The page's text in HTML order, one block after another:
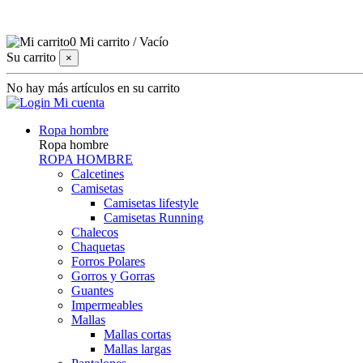
0 Mi carrito /Vacío
Su carrito
×
No hay más artículos en su carrito
Mi cuenta
Ropa hombre
Ropa hombre
ROPA HOMBRE
Calcetines
Camisetas
Camisetas lifestyle
Camisetas Running
Chalecos
Chaquetas
Forros Polares
Gorros y Gorras
Guantes
Impermeables
Mallas
Mallas cortas
Mallas largas